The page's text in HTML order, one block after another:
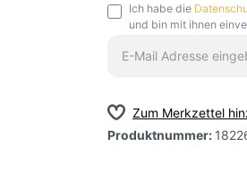
Ich habe die
und bin mit ihnen
Zum Merkzettel
Produktnummer: